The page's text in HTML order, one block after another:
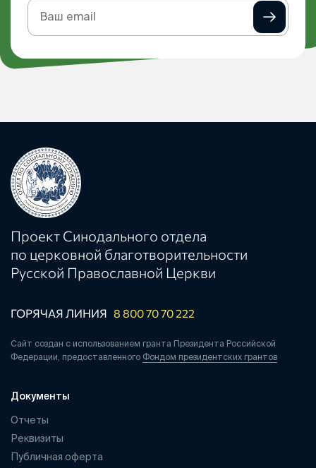
Подписка
на
Проект Синодального отдела
по церковной благотворительности
Русской Православной Церкви
ГОРЯЧАЯ ЛИНИЯ 8 800 70 70 222
Сайт создан с использованием гранта Президента Российской
Федерации, предоставленного Фондом президентских грантов
Документы
Отчеты
Реквизиты
Публичная оферта